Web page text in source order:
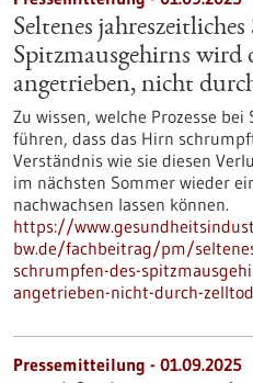
Seltenes
Spitzmausgehirns wird
angetrieben, nicht
Zu wissen, welche Prozesse
führen, dass das Hirn
Verständnis wie sie diesen
im nächsten Sommer wieder
nachwachsen lassen können.
https://
bw.de/fachbeitrag/pm/
schrumpfen-des-
angetrieben-nicht-durch-zelltod
Pressemitteilung - 01.09.2025